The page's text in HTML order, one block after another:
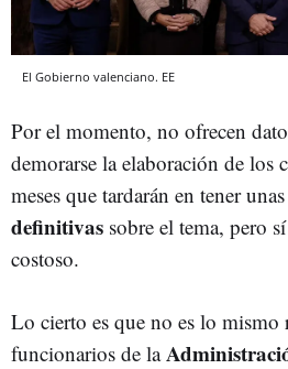
El Gobierno valenciano. EE
Por el momento, no ofrecen
demorarse la elaboración de los
meses que tardarán en tener unas
definitivas sobre el tema, pero
costoso.
Lo cierto es que no es lo mismo
funcionarios de la